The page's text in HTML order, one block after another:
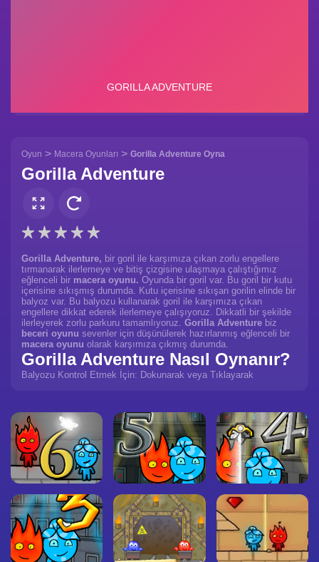
Oyun > Macera Oyunları > Gorilla Adventure Oyna
Gorilla Adventure
Gorilla Adventure, bir goril ile karşımıza çıkan zorlu engellere
tırmanarak ilerlemeye ve bitiş çizgisine ulaşmaya çalıştığımız
eğlenceli bir macera oyunu. Oyunda bir goril var. Bu goril bir kutu
içerisine sıkışmış durumda. Kutu içerisine sıkışan gorilin elinde bir
balyoz var. Bu balyozu kullanarak goril ile karşımıza çıkan
engellere dikkat ederek ilerlemeye çalışıyoruz. Dikkatli bir şekilde
ilerleyerek zorlu parkuru tamamlıyoruz. Gorilla Adventure biz
beceri oyunu sevenler için düşünülerek hazırlanmış eğlenceli bir
macera oyunu olarak karşımıza çıkmış durumda.
Gorilla Adventure Nasıl Oynanır?
Balyozu Kontrol Etmek İçin: Dokunarak veya Tıklayarak